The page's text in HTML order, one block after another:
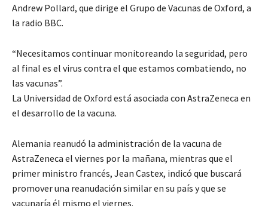
Andrew Pollard, que dirige el Grupo de Vacunas de Oxford, a
la radio BBC.
“Necesitamos continuar monitoreando la seguridad, pero
al final es el virus contra el que estamos combatiendo, no
las vacunas”.
La Universidad de Oxford está asociada con AstraZeneca en
el desarrollo de la vacuna.
Alemania reanudó la administración de la vacuna de
AstraZeneca el viernes por la mañana, mientras que el
primer ministro francés, Jean Castex, indicó que buscará
promover una reanudación similar en su país y que se
vacunaría él mismo el viernes.